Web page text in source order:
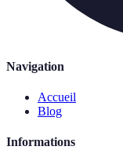
Navigation
Accueil
Blog
Informations